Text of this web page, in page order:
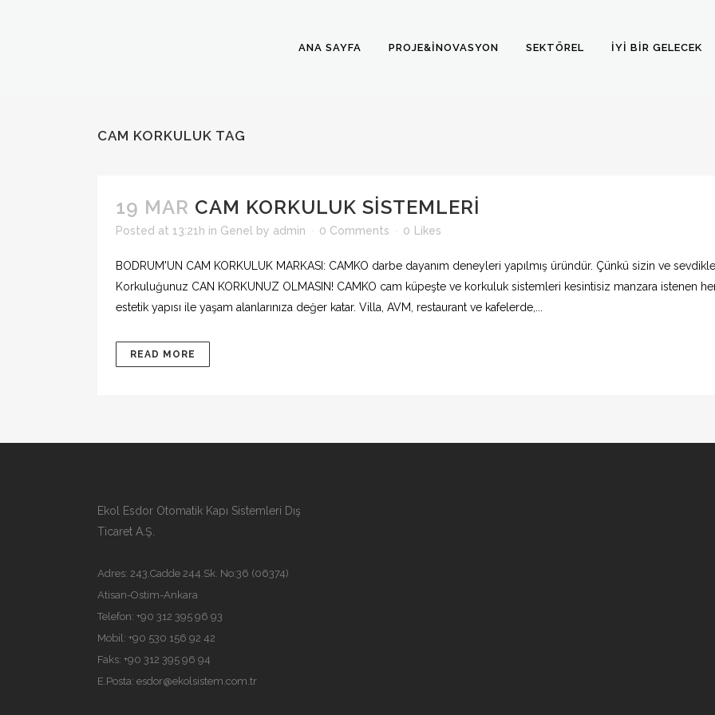
ANA SAYFA PROJE&İNOVASYON SEKTÖREL İYI BIR GELECEK
CAM KORKULUK TAG
19 MAR CAM KORKULUK SISTEMLERI
Posted at 13:21h in Genel by admin 0 Comments 0 Likes
BODRUM'UN CAM KORKULUK MARKASI: CAMKO darbe dayanım deneyleri yapılmış üründür. Çünkü sizin ve
Korkuluğunuz CAN KORKUNUZ OLMASIN! CAMKO cam küpeşte ve korkuluk sistemleri kesintisiz manzara istenen
estetik yapısı ile yaşam alanlarınıza değer katar. Villa, AVM, restaurant ve kafelerde,...
READ MORE
Ekol Esdor Otomatik Kapı Sistemleri Dış
Ticaret A.Ş.
Adres: 243.Cadde 244.Sk. No:36 (06374)
Atisan-Ostim-Ankara
Telefon: +90 312 395 96 93
Mobil: +90 530 156 92 42
Faks: +90 312 395 96 94
E.Posta: esdor@ekolsistem.com.tr